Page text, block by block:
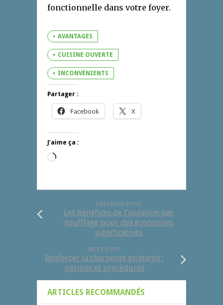
fonctionnelle dans votre foyer.
AVANTAGES
CUISINE OUVERTE
INCONVÉNIENTS
Partager :
Facebook X
J’aime ça :
Chargement…
PREVIOUS POST
Les bénéfices de l’isolation par
soufflage pour des économies
significatives
NEXT POST
Renforcer la charpente existante :
options et procédures
ARTICLES RECOMMANDÉS